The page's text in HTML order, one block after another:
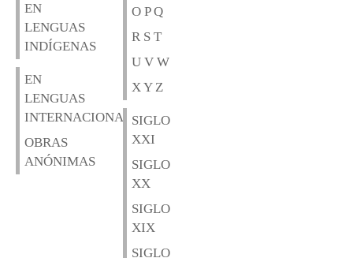
EN
LENGUAS
INDÍGENAS
EN
LENGUAS
INTERNACIONALES
OBRAS
ANÓNIMAS
O P Q
R S T
U V W
X Y Z
SIGLO
XXI
SIGLO
XX
SIGLO
XIX
SIGLO